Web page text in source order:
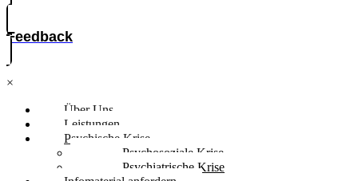
Feedback
×
Über Uns
Leistungen
Psychische Krise
Psychosoziale Krise
Psychiatrische Krise